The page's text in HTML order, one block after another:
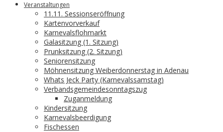
Veranstaltungen
11.11. Sessionseröffnung
Kartenvorverkauf
Karnevalsflohmarkt
Galasitzung (1. Sitzung)
Prunksitzung (2. Sitzung)
Seniorensitzung
Möhnensitzung Weiberdonnerstag in Adenau
Whats Jeck Party (Karnevalssamstag)
Verbandsgemeindesonntagszug
Zuganmeldung
Kindersitzung
Karnevalsbeerdigung
Fischessen